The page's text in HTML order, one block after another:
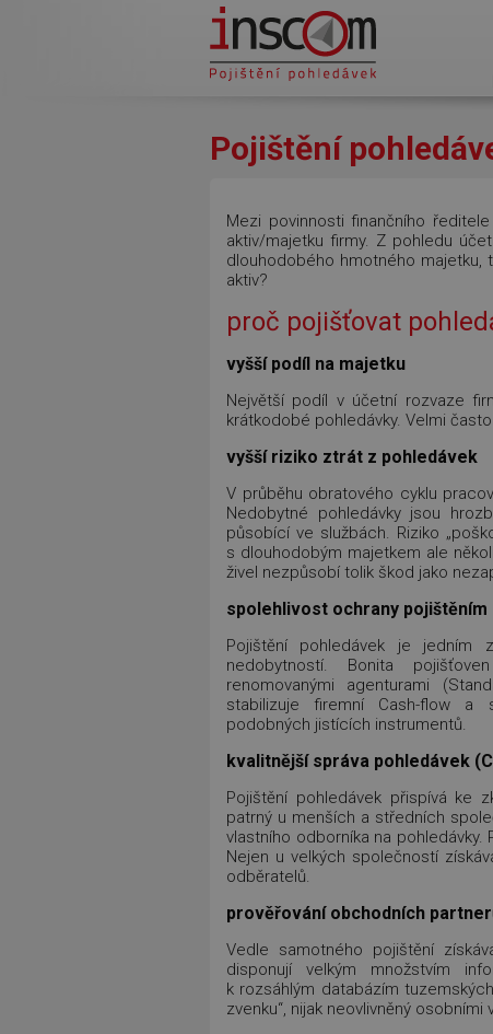
Pojištění
Mezi povinnosti finančního
aktiv/majetku firmy. Z pohledu
dlouhodobého hmotného majetku,
aktiv?
proč pojišťovat
vyšší podíl na majetku
Největší podíl v účetní rozvaze
krátkodobé pohledávky. Velmi
vyšší riziko ztrát z pohledávek
V průběhu obratového cyklu
Nedobytné pohledávky jsou
působící ve službách. Riziko
s dlouhodobým majetkem ale
živel nezpůsobí tolik škod jako
spolehlivost ochrany pojištěním
Pojištění pohledávek je jedním
nedobytností. Bonita
renomovanými agenturami
stabilizuje firemní Cash-flow a
podobných jistících instrumentů.
kvalitnější správa pohledávek
Pojištění pohledávek přispívá ke
patrný u menších a středních
vlastního odborníka na pohledávky.
Nejen u velkých společností
odběratelů.
prověřování obchodních
Vedle samotného pojištění
disponují velkým množstvím
k rozsáhlým databázím
zvenku“, nijak neovlivněný